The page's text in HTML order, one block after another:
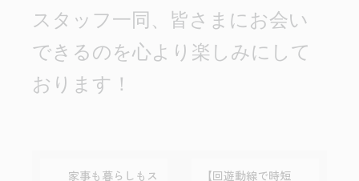
スタッフ一同、皆さまにお会い
できるのを心より楽しみにして
おります！
家事も暮らしもス
【回遊動線で時短